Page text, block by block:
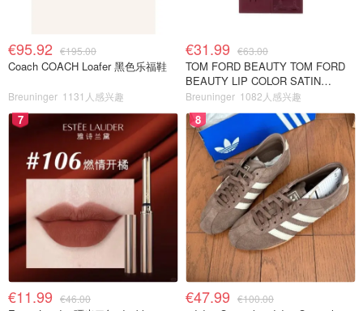
€95.92 €195.00
Coach COACH Loafer 黑色乐福鞋
Breuninger 1131人感兴趣
€31.99 €63.00
TOM FORD BEAUTY TOM FORD
BEAUTY LIP COLOR SATIN
MATTE 裸玫瑰口红
Breuninger 1082人感兴趣
7
€11.99 €46.00
8
€47.99 €100.00